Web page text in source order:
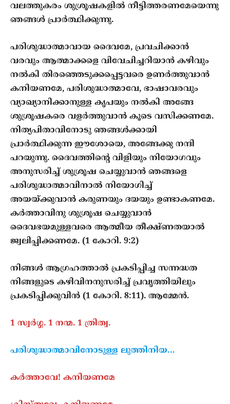
വലത്തുകരം ശുശ്രൂഷകളില്‍ നീട്ടിത്തരണമേയെന്നു
ഞങ്ങള്‍ പ്രാര്‍ത്ഥിക്കുന്നു.
പരിശുദ്ധാത്മാവായ ദൈവമേ, പ്രവചിക്കാന്‍
വരവും ആത്മാക്കളെ വിവേചിച്ചറിയാന്‍ കഴിവും
നല്‍കി തിരഞ്ഞെടുക്കപ്പെട്ടവരെ ഉണര്‍ത്തുവാന്‍
കനിയണമേ, പരിശുദ്ധാത്മാവേ, ഭാഷാവരവും
വ്യാഖ്യാനിക്കാനുള്ള കൃപയും നല്‍കി അങ്ങേ
ശുശ്രൂഷകരെ വളര്‍ത്തുവാന്‍ കൂടെ വസിക്കണമേ.
നിത്യപിതാവിനോടു ഞങ്ങള്‍ക്കായി
പ്രാര്‍ത്ഥിക്കുന്ന ഈശോയെ, അങ്ങേക്കു നന്ദി
പറയുന്നു. ദൈവത്തിന്‍റെ വിളിയും നിയോഗവും
അനുസരിച്ച് ശുശ്രൂഷ ചെയ്യുവാന്‍ ഞങ്ങളെ
പരിശുദ്ധാത്മാവിനാല്‍ നിയോഗിച്ച്
അയയ്ക്കുവാന്‍ കരുണയും ദയയും ഉണ്ടാകണമേ.
കര്‍ത്താവിനു ശുശ്രൂഷ ചെയ്യുവാന്‍
ദൈവഭയമുള്ളവരെ ആത്മീയ തീക്ഷ്ണതയാല്‍
ജ്വലിപ്പിക്കണമേ. (1 കോറി. 9:2)
നിങ്ങള്‍ ആഗ്രഹത്താല്‍ പ്രകടിപ്പിച്ച സന്നദ്ധത
നിങ്ങളുടെ കഴിവിനനുസരിച്ച് പ്രവൃത്തിയിലും
പ്രകടിപ്പിക്കുവിന്‍ (1 കോറി. 8:11). ആമ്മേന്‍.
1 സ്വര്‍ഗ്ഗ. 1 നന്മ. 1 ത്രിത്വ.
പരിശുദ്ധാത്മാവിനോടുള്ള ലുത്തിനിയ…
കർത്താവേ! കനിയണമേ